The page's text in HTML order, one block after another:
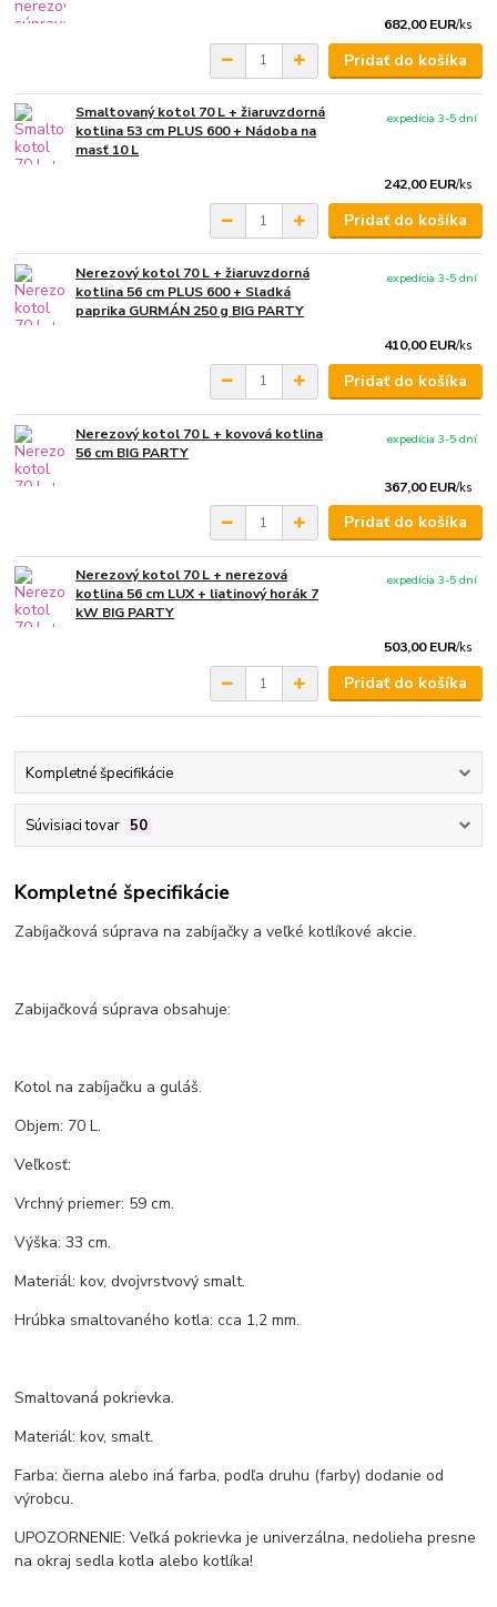
682,00 EUR/ks
Pridať do košíka
Smaltovaný kotol 70 L + žiaruvzdorná
kotlina 53 cm PLUS 600 + Nádoba na
masť 10 L
242,00 EUR/ks
expedícia 3-5 dní
Pridať do košíka
Nerezový kotol 70 L + žiaruvzdorná
kotlina 56 cm PLUS 600 + Sladká
paprika GURMÁN 250 g BIG PARTY
410,00 EUR/ks
expedícia 3-5 dní
Pridať do košíka
Nerezový kotol 70 L + kovová kotlina
56 cm BIG PARTY
367,00 EUR/ks
expedícia 3-5 dní
Pridať do košíka
Nerezový kotol 70 L + nerezová
kotlina 56 cm LUX + liatinový horák 7
kW BIG PARTY
503,00 EUR/ks
expedícia 3-5 dní
Pridať do košíka
Kompletné špecifikácie
Súvisiaci tovar 50
Kompletné špecifikácie
Zabíjačková súprava na zabíjačky a veľké kotlíkové akcie.
Zabijačková súprava obsahuje:
Kotol na zabíjačku a guláš.
Objem: 70 L.
Veľkosť:
Vrchný priemer: 59 cm.
Výška: 33 cm.
Materiál: kov, dvojvrstvový smalt.
Hrúbka smaltovaného kotla: cca 1,2 mm.
Smaltovaná pokrievka.
Materiál: kov, smalt.
Farba: čierna alebo iná farba, podľa druhu (farby) dodanie od
výrobcu.
UPOZORNENIE: Veľká pokrievka je univerzálna, nedolieha presne
na okraj sedla kotla alebo kotlíka!